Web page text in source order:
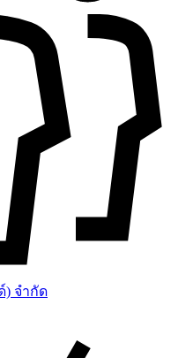
) จำกัด